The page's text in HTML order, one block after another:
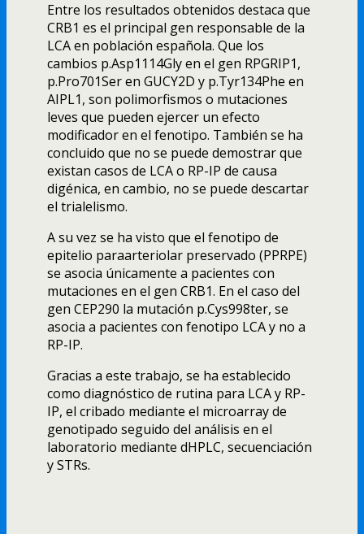
Entre los resultados obtenidos destaca que
CRB1 es el principal gen responsable de la
LCA en población española. Que los
cambios p.Asp1114Gly en el gen RPGRIP1,
p.Pro701Ser en GUCY2D y p.Tyr134Phe en
AIPL1, son polimorfismos o mutaciones
leves que pueden ejercer un efecto
modificador en el fenotipo. También se ha
concluido que no se puede demostrar que
existan casos de LCA o RP-IP de causa
digénica, en cambio, no se puede descartar
el trialelismo.
A su vez se ha visto que el fenotipo de
epitelio paraarteriolar preservado (PPRPE)
se asocia únicamente a pacientes con
mutaciones en el gen CRB1. En el caso del
gen CEP290 la mutación p.Cys998ter, se
asocia a pacientes con fenotipo LCA y no a
RP-IP.
Gracias a este trabajo, se ha establecido
como diagnóstico de rutina para LCA y RP-
IP, el cribado mediante el microarray de
genotipado seguido del análisis en el
laboratorio mediante dHPLC, secuenciación
y STRs.